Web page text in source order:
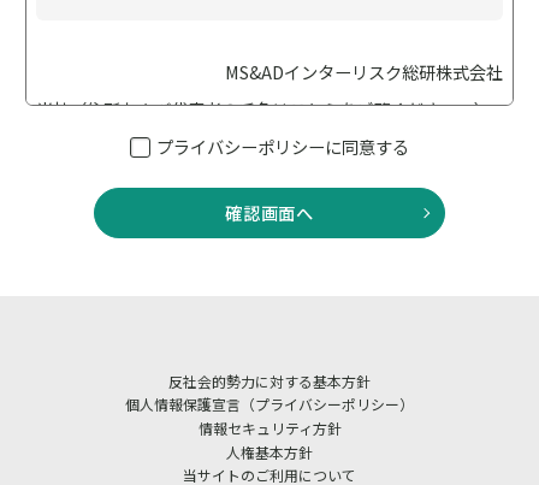
MS&ADインターリスク総研株式会社
当社（住所および代表者の氏名はこちらをご覧ください。）
は、個人情報保護の重要性に鑑み、「個人情報保護に関する
における特定の個人を識別するための番号の利用等に関する
法律（以下「番号法」といいます）」、その他の法令・ガイ
ます。 また、当社における個人情報の取扱いおよび安全管理
に係る適切な措置については、適宜見直しを行い、改善いた
プライバシーポリシーに同意する
確認画面へ
反社会的勢力に対する基本方針
個人情報保護宣言（プライバシーポリシー）
情報セキュリティ方針
人権基本方針
当サイトのご利用について